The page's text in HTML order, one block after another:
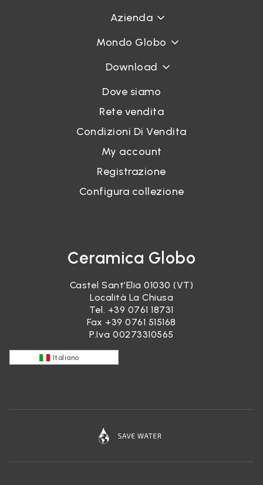
Azienda
Mondo Globo
Download
Dove siamo
Rete vendita
Condizioni Di Vendita
My account
Registrazione
Configura collezione
Ceramica Globo
Castel Sant’Elia 01030 (VT)
Località La Chiusa
Tel. +39 0761 18731
Fax +39 0761 515168
P.Iva 00273310565
Italiano